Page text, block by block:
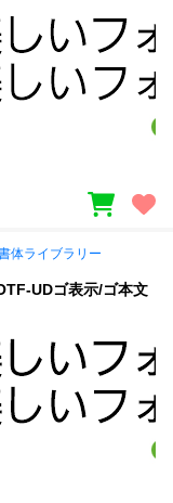
体ライブラリー
UDゴ表示/ゴ本文